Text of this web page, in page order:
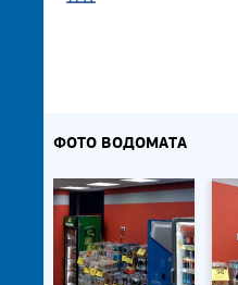
ФОТО ВОДОМАТА